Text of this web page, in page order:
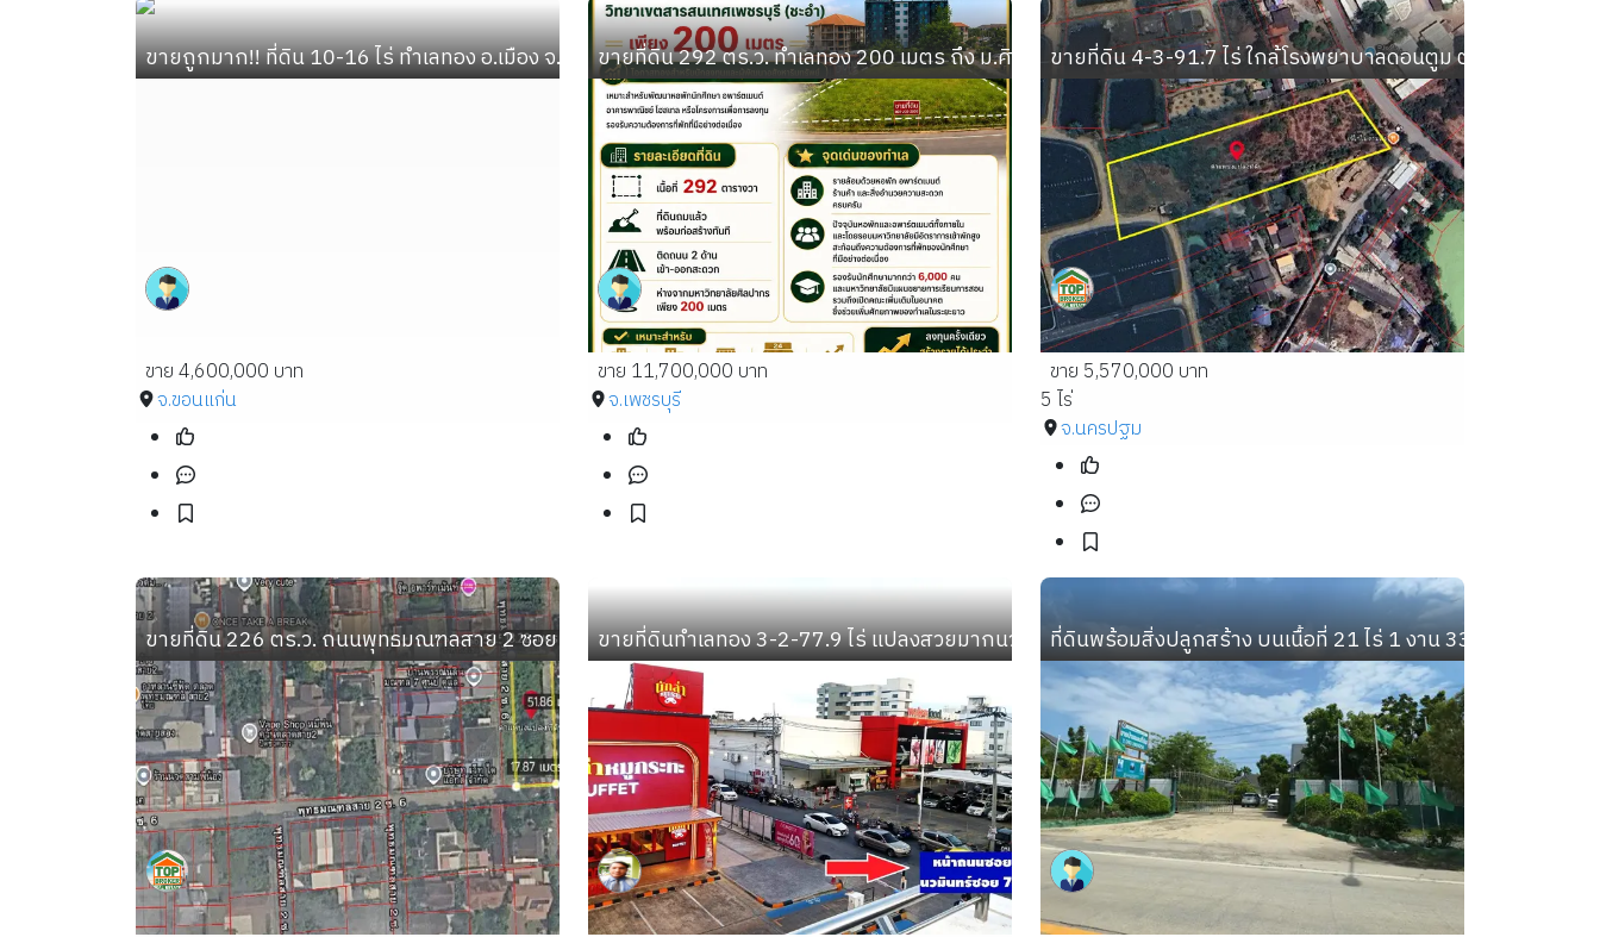
ขายถูกมาก!! ที่ดิน 10-16 ไร่ ทำเลทอง อ.เมือง จ.ขอนแก่น เดินทางสะดวก ใกล้เซ็นทรัล บึงหนองโครต สนามบิน
ขาย 4,600,000 บาท
จ.ขอนแก่น
ขายที่ดิน 292 ตร.ว. ทำเลทอง 200 เมตร ถึง ม.ศิลปากร วิทยาเขตสารสนเทศเพชรบุรี อ.ชะอำ จ.เพชรบุรี
ขาย 11,700,000 บาท
จ.เพชรบุรี
ขายที่ดิน 4-3-91.7 ไร่ ใกล้โรงพยาบาลดอนตูม ตำบลลำเหย อ
ขาย 5,570,000 บาท
5 ไร่
จ.นครปฐม
ขายที่ดิน 226 ตร.ว. ถนนพุทธมณฑลสาย 2 ซอย 6 เขตบางแค กรุงเทพมหานครขายที่ดินทำเลทอง 3-2-77.9 ไร่ แปลงสวยมากนวมินทร์ 70 แยก 3 ใกล้ปากซอยนวมินทร์ 70 สวยๆหน้าซอยร้านหรูเพ
ที่ดินพร้อมสิ่งปลูกสร้าง บนเนื้อที่ 21 ไร่ 1 งาน 33 ตารางวา